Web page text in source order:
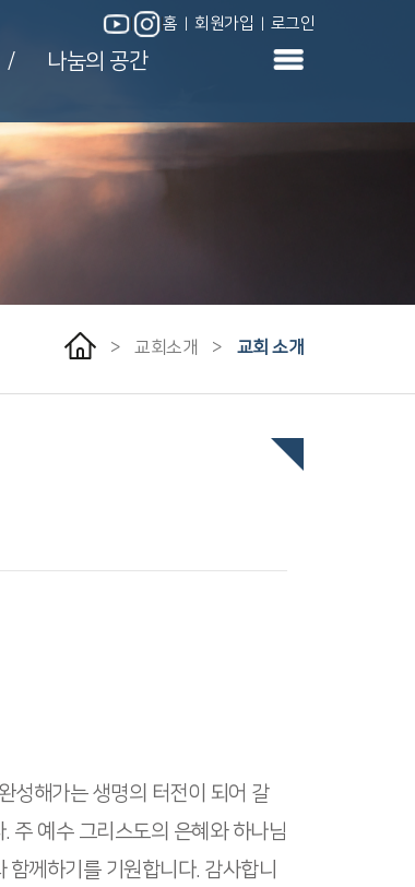
홈 회원가입 로그인
/ 나눔의 공간
> 교회소개 > 교회 소개
성해가는 생명의 터전이 되어 갈
주 예수 그리스도의 은혜와 하나님
께하기를 기원합니다. 감사합니